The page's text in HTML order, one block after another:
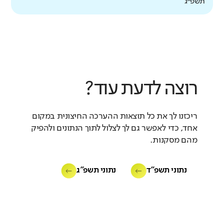
רוצה לדעת עוד?
ריכזנו לך את כל תוצאות ההערכה החיצונית במקום
אחד, כדי לאפשר גם לך לצלול לתוך הנתונים ולהפיק
מהם מסקנות.
נתוני תשפ"ד נתוני תשפ"ג